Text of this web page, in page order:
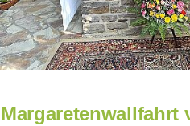
Margaretenwallfahrt